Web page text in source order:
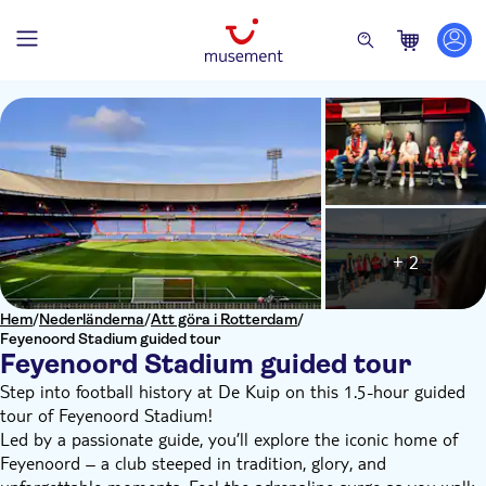
Hem/Nederländerna/Att göra i Rotterdam/
Feyenoord Stadium guided tour
Feyenoord Stadium guided tour
+ 2
Step into football history at De Kuip on this 1.5-hour guided
tour of Feyenoord Stadium!
Led by a passionate guide, you’ll explore the iconic home of
Feyenoord – a club steeped in tradition, glory, and